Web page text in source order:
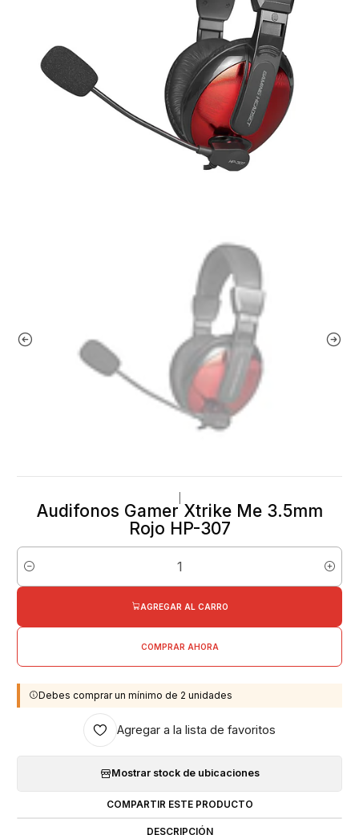
Audifonos Gamer Xtrike Me 3.5mm
Rojo HP-307
Cantidad
AGREGAR AL CARRO
COMPRAR AHORA
Debes comprar un mínimo de 2 unidades
Agregar a la lista de favoritos
Mostrar stock de ubicaciones
COMPARTIR ESTE PRODUCTO
DESCRIPCIÓN